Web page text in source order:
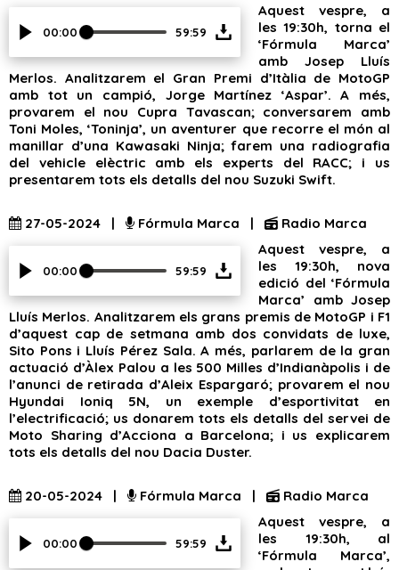
00:00 59:59
Aquest vespre, a
les 19:30h, torna el
‘Fórmula Marca’
amb Josep Lluís
Merlos. Analitzarem el Gran Premi d’Itàlia de MotoGP
amb tot un campió, Jorge Martínez ‘Aspar’. A més,
provarem el nou Cupra Tavascan; conversarem amb
Toni Moles, ‘Toninja’, un aventurer que recorre el món al
manillar d’una Kawasaki Ninja; farem una radiografia
del vehicle elèctric amb els experts del RACC; i us
presentarem tots els detalls del nou Suzuki Swift.
27-05-2024 | Fórmula Marca | Radio Marca
00:00 59:59
Aquest vespre, a
les 19:30h, nova
edició del ‘Fórmula
Marca’ amb Josep
Lluís Merlos. Analitzarem els grans premis de MotoGP i F1
d’aquest cap de setmana amb dos convidats de luxe,
Sito Pons i Lluís Pérez Sala. A més, parlarem de la gran
actuació d’Àlex Palou a les 500 Milles d’Indianàpolis i de
l’anunci de retirada d’Aleix Espargaró; provarem el nou
Hyundai Ioniq 5N, un exemple d’esportivitat en
l’electrificació; us donarem tots els detalls del servei de
Moto Sharing d’Acciona a Barcelona; i us explicarem
tots els detalls del nou Dacia Duster.
20-05-2024 | Fórmula Marca | Radio Marca
00:00 59:59
Aquest vespre, a
les 19:30h, al
‘Fórmula Marca’,